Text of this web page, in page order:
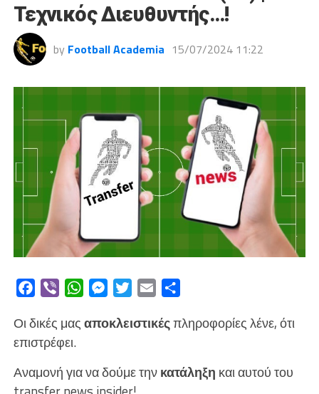
Τεχνικός Διευθυντής…!
by Football Academia 15/07/2024 11:22
Facebook
Viber WhatsAppMessengerTwitterEmail
Οι δικές μαςαποκλειστικέςπληροφορίες λένε, ότι
επιστρέφει.
Αναμονή για να δούμε τηνκατάληξη και αυτού του